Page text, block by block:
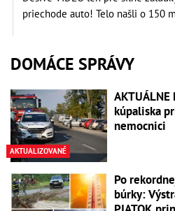
priechode auto! Telo našli o 150
DOMÁCE SPRÁVY
AKTUALIZOVANÉ
kúpaliska
nemocnici
Po
búrky: